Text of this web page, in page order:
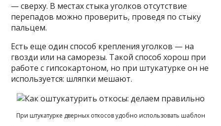
— сверху. В местах стыка уголков отсутствие
перепадов можно проверить, проведя по стыку
пальцем.
Есть еще один способ крепления уголков — на
гвозди или на саморезы. Такой способ хорош при
работе с гипсокартоном, но при штукатурке он не
используется: шляпки мешают.
При штукатурке дверных откосов удобно использовать шаблон